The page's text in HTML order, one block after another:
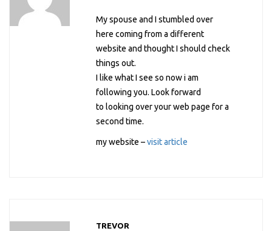
My spouse and I stumbled over
here coming from a different
website and thought I should check
things out.
I like what I see so now i am
following you. Look forward
to looking over your web page for a
second time.
my website –visit article
TREVOR